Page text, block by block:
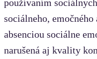
používaním
sociálneho,
absenciou sociálne
narušená aj kvality